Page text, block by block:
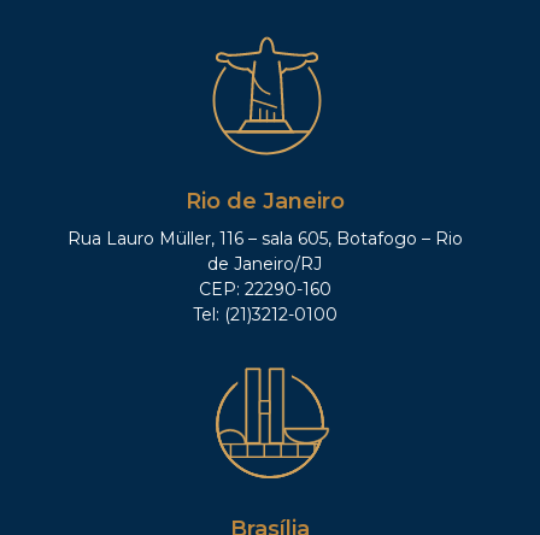
Rio de Janeiro
Rua Lauro Müller, 116 – sala 605, Botafogo – Rio
de Janeiro/RJ
CEP: 22290-160
Tel: (21)3212-0100
Brasília